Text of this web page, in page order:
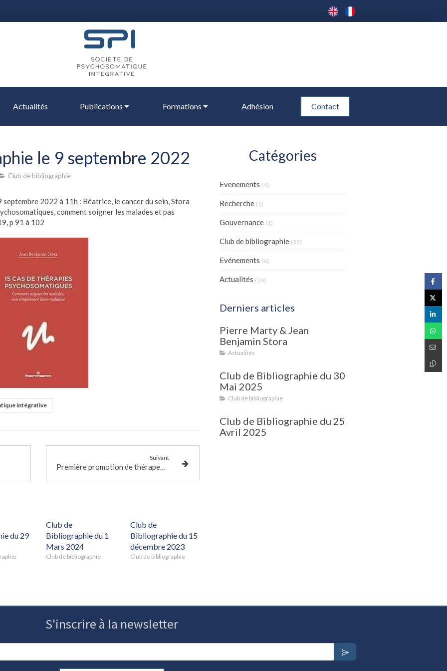
Actualités Publications Formations Adhésion Contact
le 9 septembre 2022
Club de bibliographie
2022 à 11h : Béatrice, le cancer du sein, Stora
comment soigner les malades et pas
p 91 à 102
intégrative
Suivant
Première promotion de thérapeutes psychosomaticien(ne)s intégratives formé(e)s par l'institut
du 29
Club de
Bibliographie du 1
Mars 2024
Club de bibliographie
Club de
Bibliographie du 15
décembre 2023
Club de bibliographie
Catégories
Evenements (4)
Recherche (1)
Gouvernance (1)
Club de bibliographie (33)
Evénements (6)
Actualités (16)
Derniers articles
Pierre Marty & Jean
Benjamin Stora
Actualités
Club de Bibliographie du 30
Mai 2025
Club de bibliographie
Club de Bibliographie du 25
Avril 2025
S'inscrire à la newsletter